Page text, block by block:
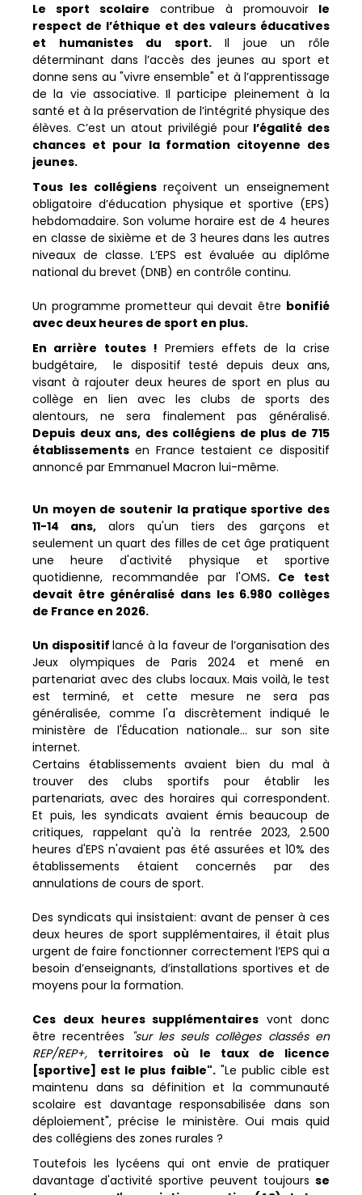
Le sport scolaire contribue à promouvoirle
respect de l’éthique et des valeurs éducatives
et humanistes du sport.Il joue un rôle
déterminant dans l’accès des jeunes au sport et
donne sens au "vivre ensemble" et à l’apprentissage
de la vie associative. Il participe pleinement à la
santé et à la préservation de l’intégrité physique des
élèves. C’est un atout privilégié pourl’égalité des
chances et pour la formation citoyenne des
jeunes.
Tous les collégiensreçoivent un enseignement
obligatoire d’éducation physique et sportive (EPS)
hebdomadaire. Son volume horaire est de 4 heures
en classe de sixième et de 3 heures dans les autres
niveaux de classe. L’EPS est évaluée au diplôme
national du brevet (DNB) en contrôle continu.
Un programme prometteur qui devait être bonifié
avec deux heures de sport en plus.
En arrière toutes ! Premiers effets de la crise
budgétaire, le dispositif testé depuis deux ans,
visant à rajouter deux heures de sport en plus au
collège en lien avec les clubs de sports des
alentours, ne sera finalement pas généralisé.
Depuis deux ans, des collégiens de plus de 715
établissements en France testaient ce dispositif
annoncé par Emmanuel Macron lui-même.
Un moyen de soutenir la pratique sportive des
11-14 ans, alors qu'un tiers des garçons et
seulement un quart des filles de cet âge pratiquent
une heure d'activité physique et sportive
quotidienne, recommandée par l'OMS. Ce test
devait être généralisé dans les 6.980 collèges
de France en 2026.
Un dispositif lancé à la faveur de l’organisation des
Jeux olympiques de Paris 2024 et mené en
partenariat avec des clubs locaux. Mais voilà, le test
est terminé, et cette mesure ne sera pas
généralisée, comme l'a discrètement indiqué le
ministère de l'Éducation nationale... sur son site
internet.
Certains établissements avaient bien du mal à
trouver des clubs sportifs pour établir les
partenariats, avec des horaires qui correspondent.
Et puis, les syndicats avaient émis beaucoup de
critiques, rappelant qu'à la rentrée 2023, 2.500
heures d'EPS n'avaient pas été assurées et 10% des
établissements étaient concernés par des
annulations de cours de sport.
Des syndicats qui insistaient: avant de penser à ces
deux heures de sport supplémentaires, il était plus
urgent de faire fonctionner correctement l’EPS qui a
besoin d’enseignants, d’installations sportives et de
moyens pour la formation.
Ces deux heures supplémentaires vont donc
être recentrées "sur les seuls collèges classés en
REP/REP+, territoires où le taux de licence
[sportive] est le plus faible"."Le public cible est
maintenu dans sa définition et la communauté
scolaire est davantage responsabilisée dans son
déploiement", précise le ministère. Oui mais quid
des collégiens des zones rurales ?
Toutefois les lycéens qui ont envie de pratiquer
davantage d'activité sportive peuvent toujours se